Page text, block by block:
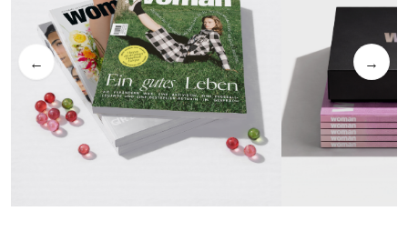
← →